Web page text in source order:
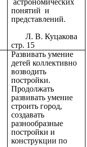
понятий и
представлений.
Л. В. Куцакова
стр. 15
Развивать умение
детей коллективно
возводить
постройки.
Продолжать
развивать умение
строить город,
создавать
разнообразные
постройки и
конструкции по